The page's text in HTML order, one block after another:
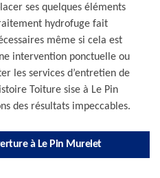
ses quelques éléments
hydrofuge fait
même si cela est
intervention ponctuelle ou
les services d’entretien de
Toiture sise à Le Pin
des résultats impeccables.
à Le Pin Murelet